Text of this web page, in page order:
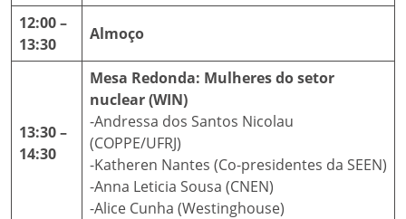
12:00 –
13:30
Almoço
13:30 –
14:30
Mesa Redonda: Mulheres do setor
nuclear (WIN)
-Andressa dos Santos Nicolau
(COPPE/UFRJ)
-Katheren Nantes (Co-presidentes da SEEN)
-Anna Leticia Sousa (CNEN)
-Alice Cunha (Westinghouse)